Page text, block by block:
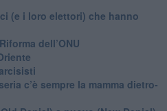
(e i loro elettori) che hanno
dell’ONU
c’è sempre la mamma dietro-